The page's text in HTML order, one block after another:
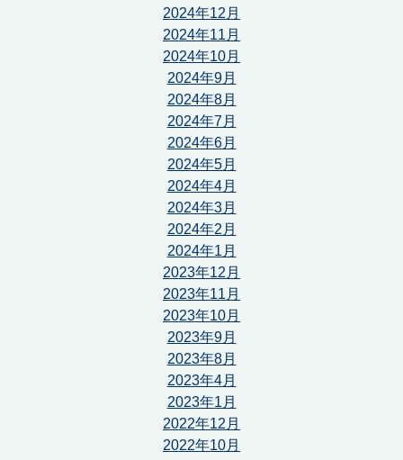
2024年12月
2024年11月
2024年10月
2024年9月
2024年8月
2024年7月
2024年6月
2024年5月
2024年4月
2024年3月
2024年2月
2024年1月
2023年12月
2023年11月
2023年10月
2023年9月
2023年8月
2023年4月
2023年1月
2022年12月
2022年10月